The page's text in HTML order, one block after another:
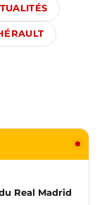
Real Madrid